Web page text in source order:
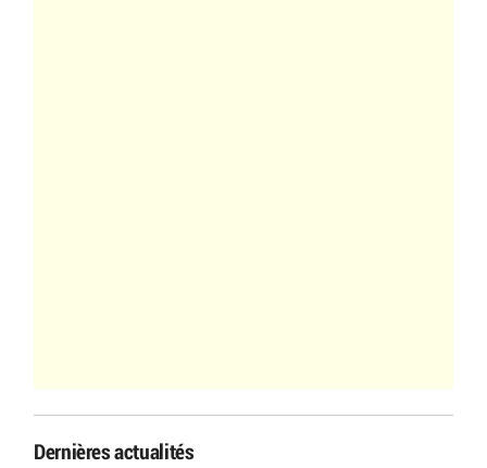
Dernières actualités